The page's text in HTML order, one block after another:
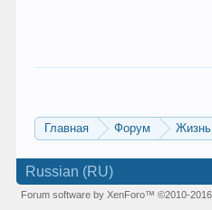
Главная Форум Жизнь
Russian (RU)
Forum software by XenForo™©2010-